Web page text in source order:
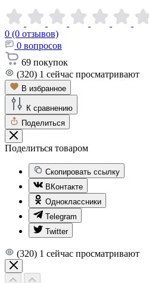
0 (0 отзывов)
0 вопросов
69 покупок
(320) 1 сейчас просматривают
В избранное
К сравнению
Поделиться
Поделиться товаром
Скопировать ссылку
ВКонтакте
Одноклассники
Telegram
Twitter
(320) 1 сейчас просматривают